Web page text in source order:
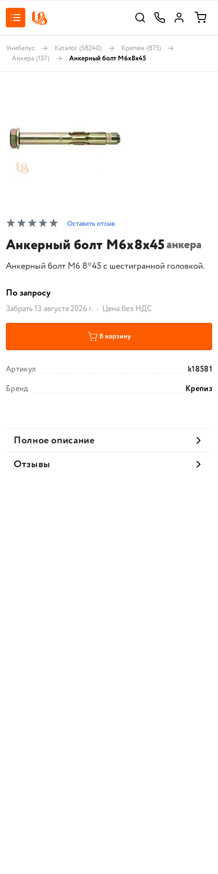
Унибелус Каталог (58240) Крепеж (875)
Анкера (137) Анкерный болт М6х8х45
Оставить отзыв
Анкерный болт М6х8х45анкера
Анкерный болт М6 8*45 с шестигранной головкой.
По запросу
Забрать 13 августа 2026 г. Цена без НДС
В корзину
Артикул
k18581
Бренд
Крепиз
Полное описание
Отзывы